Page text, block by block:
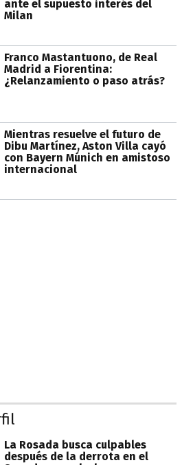
ante el supuesto interés del
Milan
Franco Mastantuono, de Real
Madrid a Fiorentina:
¿Relanzamiento o paso atrás?
Mientras resuelve el futuro de
Dibu Martínez, Aston Villa cayó
con Bayern Múnich en amistoso
internacional
La Rosada busca culpables
después de la derrota en el